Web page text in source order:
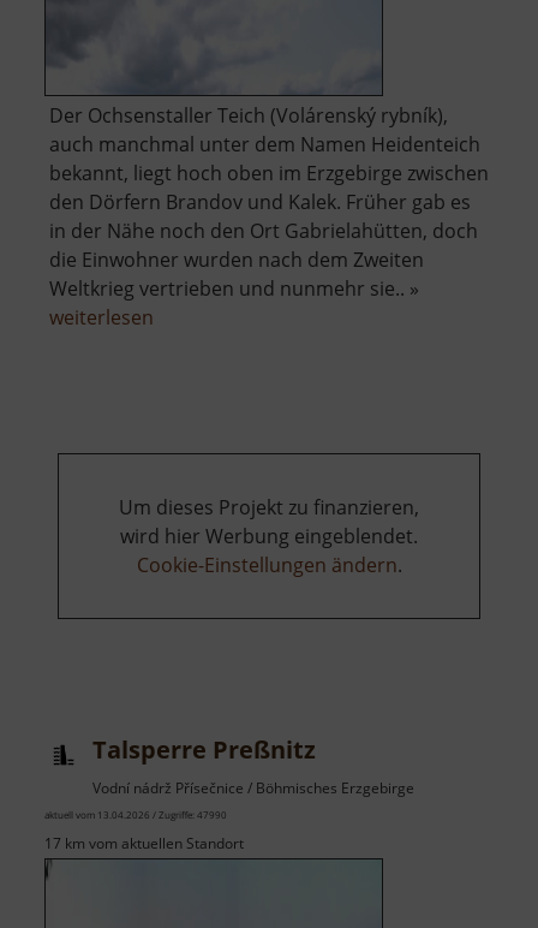
Der Ochsenstaller Teich (Volárenský rybník),
auch manchmal unter dem Namen Heidenteich
bekannt, liegt hoch oben im Erzgebirge zwischen
den Dörfern Brandov und Kalek. Früher gab es
in der Nähe noch den Ort Gabrielahütten, doch
die Einwohner wurden nach dem Zweiten
Weltkrieg vertrieben und nunmehr sie.. »
weiterlesen
Um dieses Projekt zu finanzieren,
wird hier Werbung eingeblendet.
Cookie-Einstellungen ändern.
Talsperre Preßnitz
Vodní nádrž Přísečnice / Böhmisches Erzgebirge
aktuell vom 13.04.2026 / Zugriffe: 47990
17 km vom aktuellen Standort